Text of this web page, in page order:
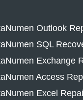
Outlook
SQL
Exchange
Access
Excel